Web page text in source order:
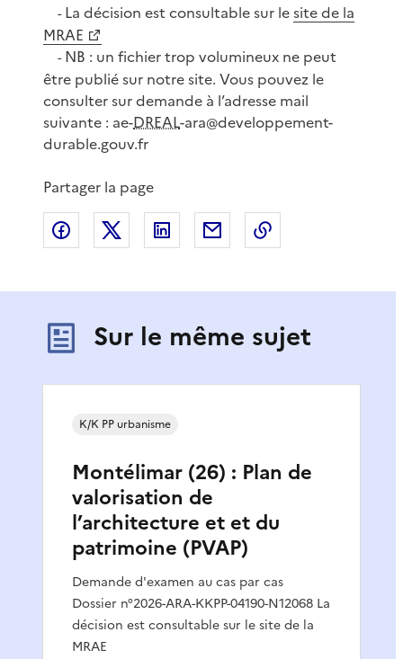
-La décision est consultable sur lesite de la
MRAE
-NB : un fichier trop volumineux ne peut
être publié sur notre site. Vous pouvez le
consulter sur demande à l’adresse mail
suivante : ae-DREAL-ara@developpement-
durable.gouv.fr
Partager la page
Partager sur Facebook
Partager sur XPartager sur LinkedIn
Partager par email
Sur le même sujet
Montélimar (26) : Plan de
valorisation de
l’architecture et et du
patrimoine (PVAP)
Demande d'examen au cas par cas
Dossier n°2026-ARA-KKPP-04190-N12068 La
décision est consultable sur le site de la
MRAE
K/K PP urbanisme